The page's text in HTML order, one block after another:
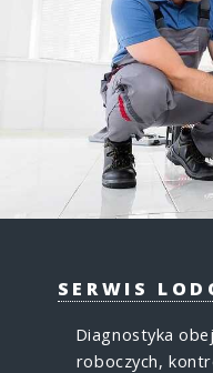
SERWIS
Diagnostyka
roboczych,